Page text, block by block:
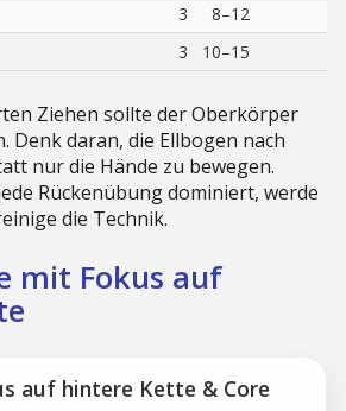
3 8–12
3 10–15
Ziehen sollte der Oberkörper
daran, die Ellbogen nach
nur die Hände zu bewegen.
Rückenübung dominiert, werde
die Technik.
mit Fokus auf
auf hintere Kette & Core